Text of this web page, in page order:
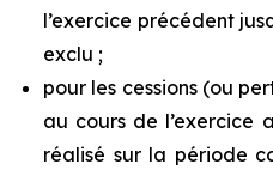
l’exercice précédent
exclu ;
pour les cessions (ou
au cours de l’exercice
réalisé sur la période